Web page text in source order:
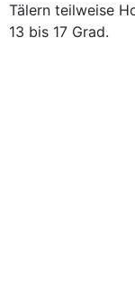
Tälern teilweise
13 bis 17 Grad.